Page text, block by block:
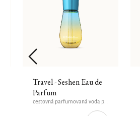
Travel - Seshen Eau de
Parfum
cestovná parfumovaná voda pre ženy, 15 ml